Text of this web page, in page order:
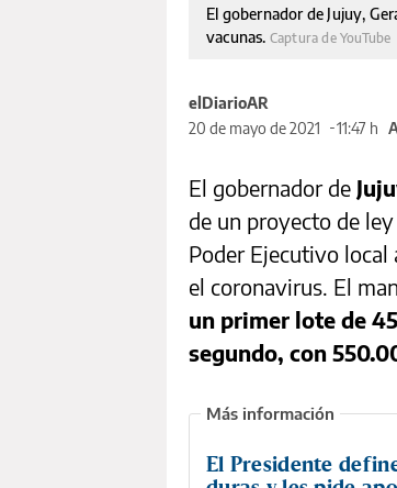
El gobernador de Jujuy,
vacunas. Captura de YouTube
elDiarioAR
20 de mayo de 2021
11:47 h
El gobernador de
de un proyecto de
Poder Ejecutivo
el coronavirus. El
un primer lote de
segundo, con
El Presidente